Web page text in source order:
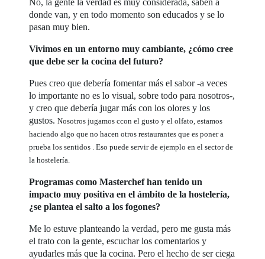
donde van, y en todo momento son educados y se lo
pasan muy bien.
Vivimos en un entorno muy cambiante, ¿cómo cree
que debe ser la cocina del futuro?
Pues creo que debería fomentar más el sabor -a veces
lo importante no es lo visual, sobre todo para nosotros-,
y creo que debería jugar más con los olores y los
gustos.Nosotros jugamos ccon el gusto y el olfato, estamos
haciendo algo que no hacen otros restaurantes que es poner a
prueba los sentidos . Eso puede servir de ejemplo en el sector de
la hostelería.
Programas como Masterchef han tenido un
impacto muy positiva en el ámbito de la hostelería,
¿se plantea el salto a los fogones?
Me lo estuve planteando la verdad, pero me gusta más
el trato con la gente, escuchar los comentarios y
ayudarles más que la cocina. Pero el hecho de ser ciega